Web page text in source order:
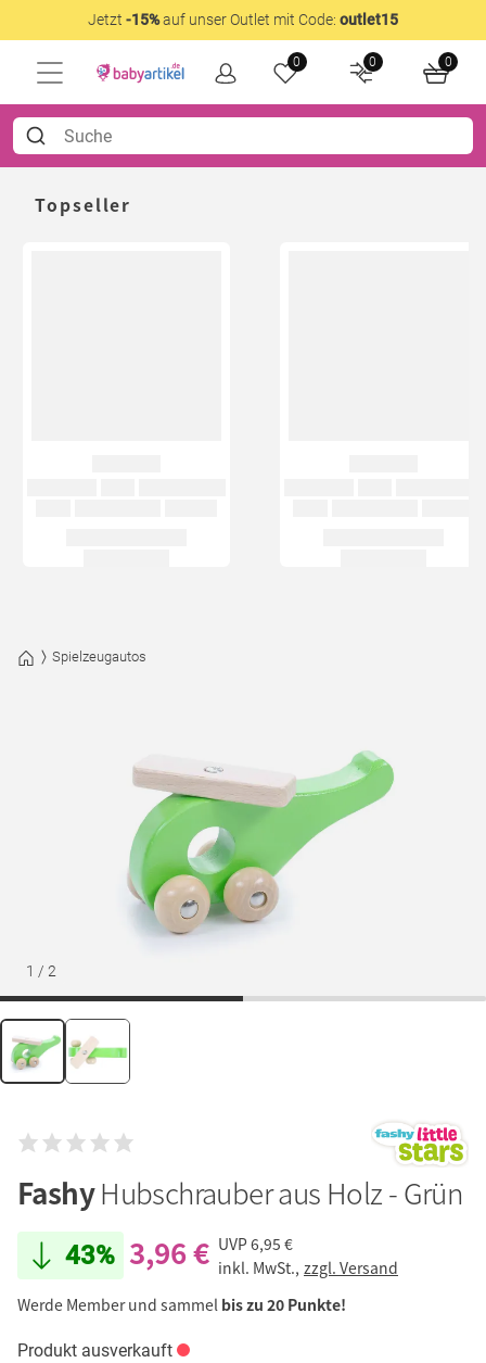
Jetzt -15%auf unser Outlet mit Code: outlet15
0 0 0
Topseller
Spielzeugautos
1 / 2
FashyHubschrauber aus Holz - Grün
43% 3,96 € UVP6,95 €
inkl. MwSt., zzgl. Versand
Werde Member und sammel bis zu 20 Punkte!
Produkt ausverkauft